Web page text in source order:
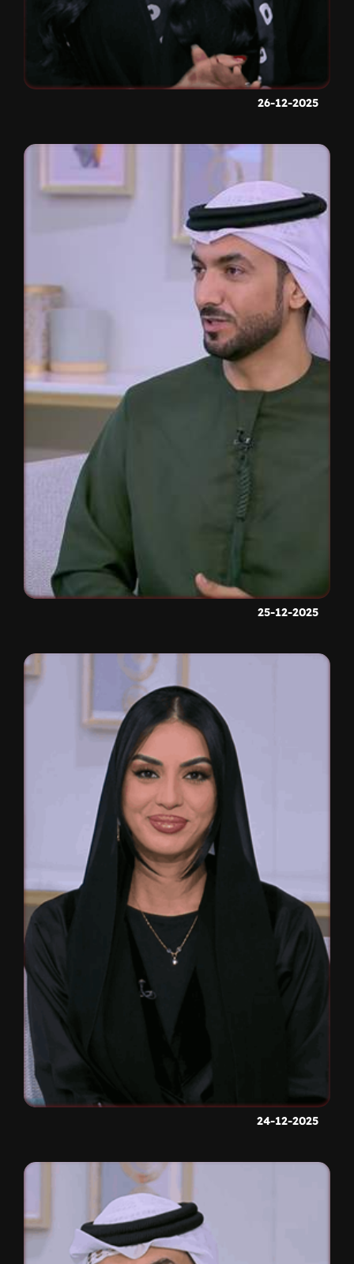
26-12-2025
25-12-2025
24-12-2025